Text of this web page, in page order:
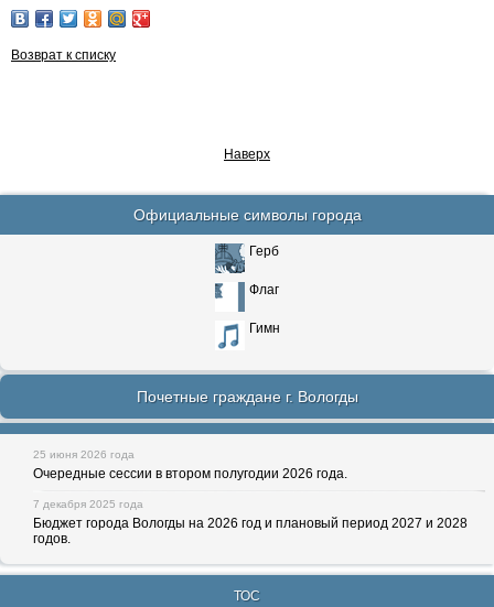
Возврат к списку
Наверх
Официальные символы города
Герб
Флаг
Гимн
Почетные граждане г. Вологды
25 июня 2026 года
Очередные сессии в втором полугодии 2026 года.
7 декабря 2025 года
Бюджет города Вологды на 2026 год и плановый период 2027 и 2028
годов.
ТОС